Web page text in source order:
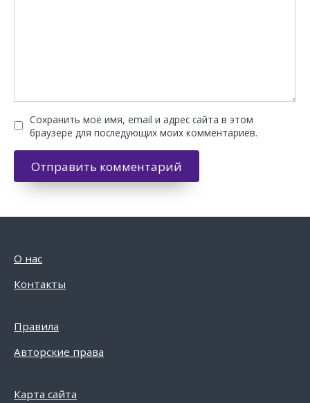
Сохранить моё имя, email и адрес сайта в этом
браузере для последующих моих комментариев.
О нас
Контакты
Правила
Авторские права
Карта сайта